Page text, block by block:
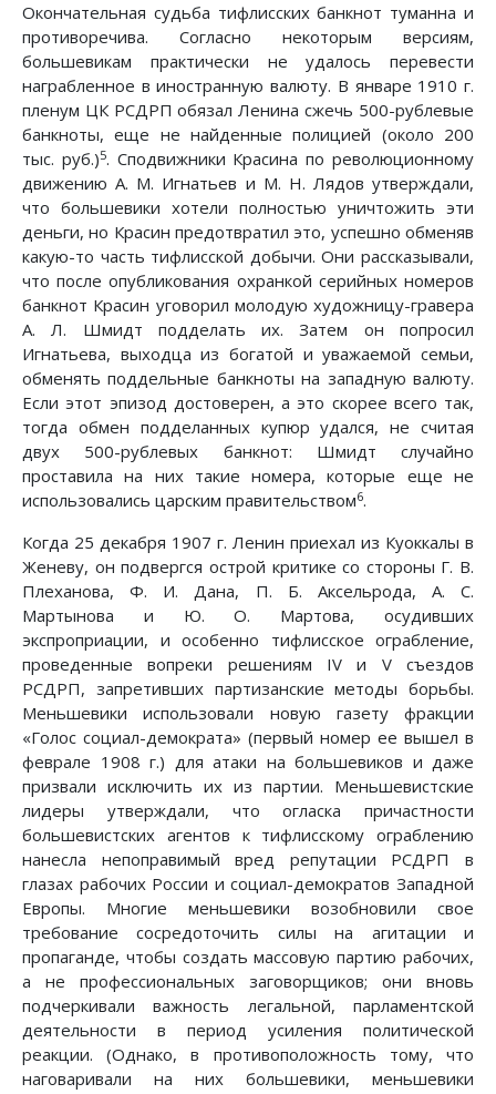
Окончательная судьба тифлисских банкнот туманна и
противоречива. Согласно некоторым версиям,
большевикам практически не удалось перевести
награбленное в иностранную валюту. В январе 1910 г.
пленум ЦК РСДРП обязал Ленина сжечь 500-рублевые
банкноты, еще не найденные полицией (около 200
тыс. руб.)5. Сподвижники Красина по революционному
движению А. М. Игнатьев и М. Н. Лядов утверждали,
что большевики хотели полностью уничтожить эти
деньги, но Красин предотвратил это, успешно обменяв
какую-то часть тифлисской добычи. Они рассказывали,
что после опубликования охранкой серийных номеров
банкнот Красин уговорил молодую художницу-гравера
А. Л. Шмидт подделать их. Затем он попросил
Игнатьева, выходца из богатой и уважаемой семьи,
обменять поддельные банкноты на западную валюту.
Если этот эпизод достоверен, а это скорее всего так,
тогда обмен подделанных купюр удался, не считая
двух 500-рублевых банкнот: Шмидт случайно
проставила на них такие номера, которые еще не
использовались царским правительством6.
Когда 25 декабря 1907 г. Ленин приехал из Куоккалы в
Женеву, он подвергся острой критике со стороны Г. В.
Плеханова, Ф. И. Дана, П. Б. Аксельрода, А. С.
Мартынова и Ю. О. Мартова, осудивших
экспроприации, и особенно тифлисское ограбление,
проведенные вопреки решениям IV и V съездов
РСДРП, запретивших партизанские методы борьбы.
Меньшевики использовали новую газету фракции
«Голос социал-демократа» (первый номер ее вышел в
феврале 1908 г.) для атаки на большевиков и даже
призвали исключить их из партии. Меньшевистские
лидеры утверждали, что огласка причастности
большевистских агентов к тифлисскому ограблению
нанесла непоправимый вред репутации РСДРП в
глазах рабочих России и социал-демократов Западной
Европы. Многие меньшевики возобновили свое
требование сосредоточить силы на агитации и
пропаганде, чтобы создать массовую партию рабочих,
а не профессиональных заговорщиков; они вновь
подчеркивали важность легальной, парламентской
деятельности в период усиления политической
реакции. (Однако, в противоположность тому, что
наговаривали на них большевики, меньшевики